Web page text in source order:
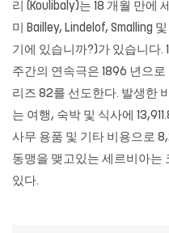
리 (Koulibaly)는 18 개월 만에
미 Bailley, Lindelof, Smalling
기에 있습니까?)가 있습니다.
주간의 연속극은 1896 년으
리즈 82를 선도한다. 발생한
는 여행, 숙박 및 식사에
사무 용품 및 기타 비용으로
동맹을 맺고있는 세르비아는
있다.